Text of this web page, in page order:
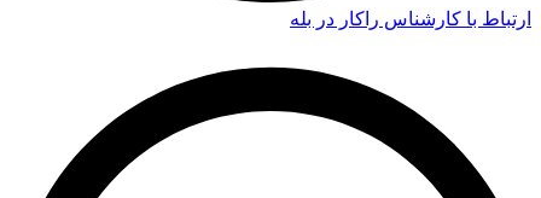
ارتباط با کارشناس راکار در بله